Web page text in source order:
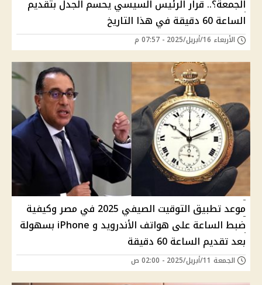
الجمعة؟.. قرار الرئيس السيسي يحسم الجدل بتقديم
الساعة 60 دقيقة في هذا التاريخ
الأربعاء 16/أبريل/2025 - 07:57 م
موعد تطبيق التوقيت الصيفي 2025 في مصر وكيفية
ضبط الساعة على هواتف الأندرويد و iPhone بسهولة
بعد تقديم الساعة 60 دقيقة
الجمعة 11/أبريل/2025 - 02:00 ص